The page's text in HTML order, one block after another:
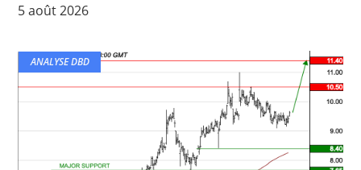
5 août 2026
ANALYSE DBD